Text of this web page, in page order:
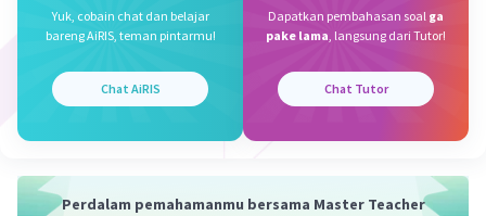
= (72/360) x (3,14 x 10 )
= (1/5) x 314
Yuk, cobain chat dan belajar
bareng AiRIS, teman pintarmu!
Chat AiRIS
Dapatkan pembahasan soal ga
pake lama, langsung dari Tutor!
Chat Tutor
Perdalam pemahamanmu bersama Master Teacher